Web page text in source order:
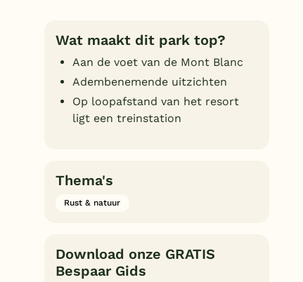
LimburgWat maakt dit park top?
Aan de voet van de Mont Blanc
Adembenemende uitzichten
Op loopafstand van het resort
ligt een treinstation
Thema's
Rust & natuur
Download onze GRATIS
Bespaar Gids